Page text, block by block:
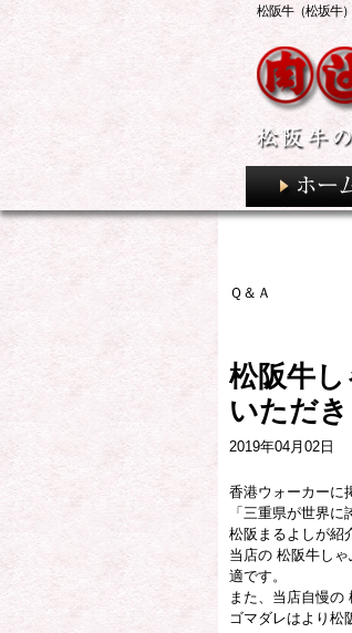
松阪牛（松坂牛
Ｑ＆Ａ
松阪牛
いただき
2019年04月02日
香港ウォーカーに
「三重県が世界
松阪まるよしが紹
当店の 松阪牛し
適です。
また、当店自慢の
ゴマダレはより松